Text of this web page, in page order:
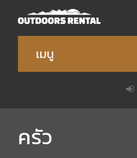
เมนู
เงื่อนไขการให้บริการ
ครัว